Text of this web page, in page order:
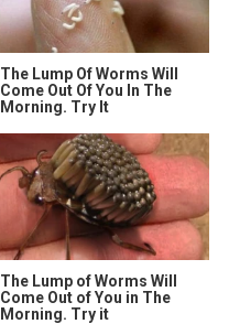
The Lump Of Worms Will
Come Out Of You In The
Morning. Try It
The Lump of Worms Will
Come Out of You in The
Morning. Try it